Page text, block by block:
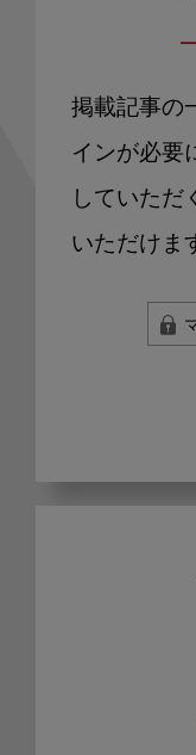
掲載記事の
インが必要
していただ
いただけま